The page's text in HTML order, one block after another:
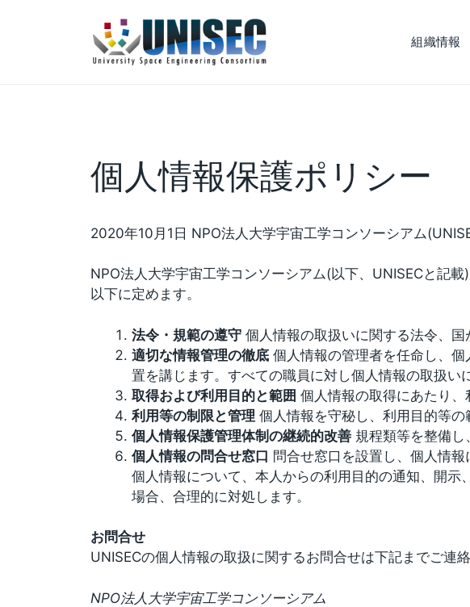
組織情報
個人情報保護ポリシー
2020年10月1日 NPO法人大学宇宙工学コンソーシアム
NPO法人大学宇宙工学コンソーシアム(以下、UNISECと記
以下に定めます。
法令・規範の遵守 個人情報の取扱いに関する法令、国
適切な情報管理の徹底 個人情報の管理者を任命し、
置を講じます。すべての職員に対し個人情報の取扱い
取得および利用目的と範囲 個人情報の取得にあたり、
利用等の制限と管理 個人情報を守秘し、利用目的等の
個人情報保護管理体制の継続的改善 規程類等を整備し
個人情報の問合せ窓口 問合せ窓口を設置し、個人情
個人情報について、本人からの利用目的の通知、開
場合、合理的に対処します。
お問合せ
UNISECの個人情報の取扱に関するお問合せは下記までご連絡
NPO法人大学宇宙工学コンソーシアム